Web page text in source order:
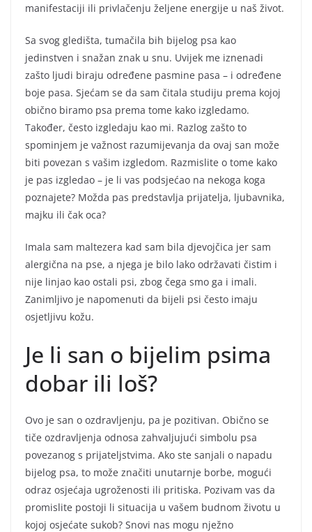
manifestaciji ili privlačenju željene energije u naš život.
Sa svog gledišta, tumačila bih bijelog psa kao
jedinstven i snažan znak u snu. Uvijek me iznenadi
zašto ljudi biraju određene pasmine pasa – i određene
boje pasa. Sjećam se da sam čitala studiju prema kojoj
obično biramo psa prema tome kako izgledamo.
Također, često izgledaju kao mi. Razlog zašto to
spominjem je važnost razumijevanja da ovaj san može
biti povezan s vašim izgledom. Razmislite o tome kako
je pas izgledao – je li vas podsjećao na nekoga koga
poznajete? Možda pas predstavlja prijatelja, ljubavnika,
majku ili čak oca?
Imala sam maltezera kad sam bila djevojčica jer sam
alergična na pse, a njega je bilo lako održavati čistim i
nije linjao kao ostali psi, zbog čega smo ga i imali.
Zanimljivo je napomenuti da bijeli psi često imaju
osjetljivu kožu.
Je li san o bijelim psima
dobar ili loš?
Ovo je san o ozdravljenju, pa je pozitivan. Obično se
tiče ozdravljenja odnosa zahvaljujući simbolu psa
povezanog s prijateljstvima. Ako ste sanjali o napadu
bijelog psa, to može značiti unutarnje borbe, mogući
odraz osjećaja ugroženosti ili pritiska. Pozivam vas da
promislite postoji li situacija u vašem budnom životu u
kojoj osjećate sukob? Snovi nas mogu nježno